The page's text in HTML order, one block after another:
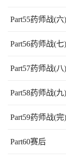
Part55药师战(六)
Part56药师战(七)
Part57药师战(八)
Part58药师战(九)
Part59药师战(完)
Part60赛后